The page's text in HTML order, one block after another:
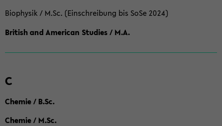
Biophysik / M.Sc. (Einschreibung bis SoSe 2024)
British and American Studies / M.A.
C
Chemie / B.Sc.
Chemie / M.Sc.